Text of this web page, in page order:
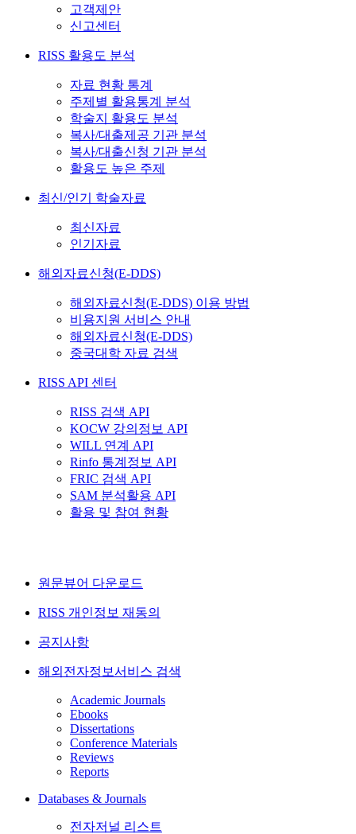
고객제안
신고센터
RISS 활용도 분석
자료 현황 통계
주제별 활용통계 분석
학술지 활용도 분석
복사/대출제공 기관 분석
복사/대출신청 기관 분석
활용도 높은 주제
최신/인기 학술자료
최신자료
인기자료
해외자료신청(E-DDS)
해외자료신청(E-DDS) 이용 방법
비용지원 서비스 안내
해외자료신청(E-DDS)
중국대학 자료 검색
RISS API 센터
RISS 검색 API
KOCW 강의정보 API
WILL 연계 API
Rinfo 통계정보 API
FRIC 검색 API
SAM 분석활용 API
활용 및 참여 현황
원문뷰어 다운로드
RISS 개인정보 재동의
공지사항
해외전자정보서비스 검색
Academic Journals
Ebooks
Dissertations
Conference Materials
Reviews
Reports
Databases & Journals
전자저널 리스트